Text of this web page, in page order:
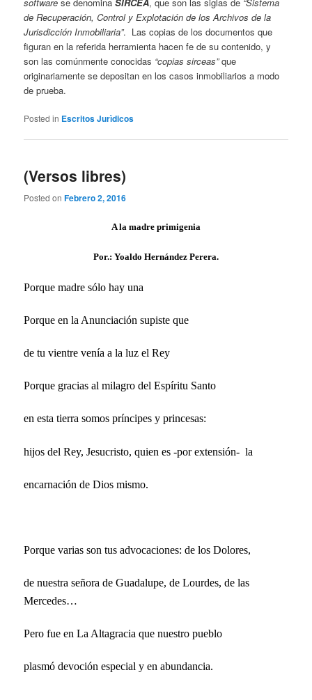
de Recuperación, Control y Explotación de los Archivos de la
Jurisdicción Inmobiliaria”. Las copias de los documentos que
figuran en la referida herramienta hacen fe de su contenido, y
son las comúnmente conocidas “copias sirceas”que
originariamente se depositan en los casos inmobiliarios a modo
de prueba.
Posted in Escritos Jurìdicos
(Versos libres)
Posted onFebrero 2, 2016
A la madre primigenia
Por.: Yoaldo Hernández Perera.
Porque madre sólo hay una
Porque en la Anunciación supiste que
de tu vientre venía a la luz el Rey
Porque gracias al milagro del Espíritu Santo
en esta tierra somos príncipes y princesas:
hijos del Rey, Jesucristo, quien es -por extensión- la
encarnación de Dios mismo.
Porque varias son tus advocaciones: de los Dolores,
de nuestra señora de Guadalupe, de Lourdes, de las
Mercedes…
Pero fue en La Altagracia que nuestro pueblo
plasmó devoción especial y en abundancia.